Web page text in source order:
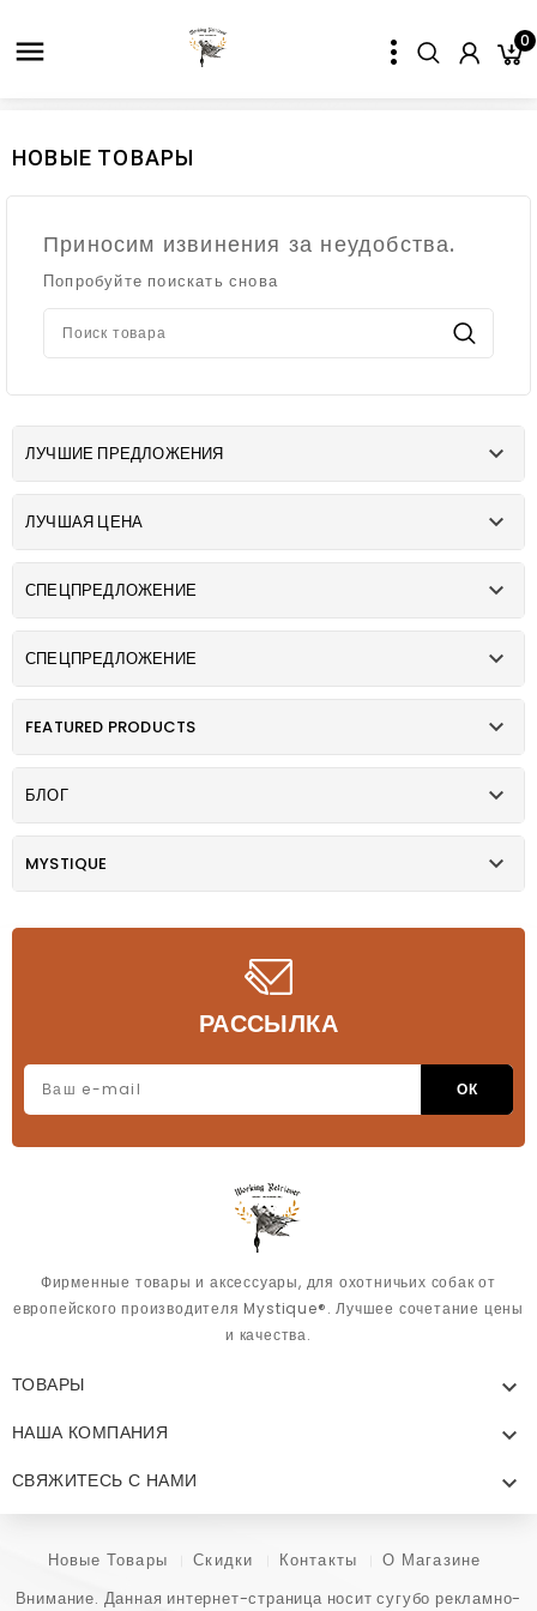
 0
НОВЫЕ ТОВАРЫ
Приносим извинения за неудобства.
Попробуйте поискать снова
ЛУЧШИЕ ПРЕДЛОЖЕНИЯ 
ЛУЧШАЯ ЦЕНА 
СПЕЦПРЕДЛОЖЕНИЕ 
СПЕЦПРЕДЛОЖЕНИЕ 
FEATURED PRODUCTS 
БЛОГ 
MYSTIQUE 
РАССЫЛКА
Фирменные товары и аксессуары, для охотничьих собак от
европейского производителя Mystique®. Лучшее сочетание цены
и качества.
ТОВАРЫ 
НАША КОМПАНИЯ 
СВЯЖИТЕСЬ С НАМИ 
Новые Товары Скидки Контакты
О Магазине
Внимание. Данная интернет-страница носит сугубо рекламно-